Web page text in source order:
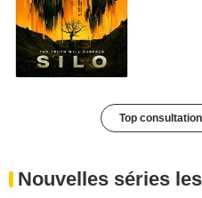
Top
Nouvelles séries